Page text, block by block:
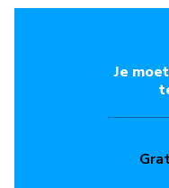
Je